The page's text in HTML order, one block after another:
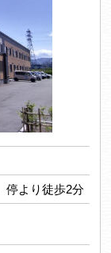
停より徒歩2分